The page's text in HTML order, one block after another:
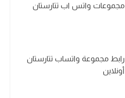
مجموعات واتس اب تتارستان
رابط مجموعة واتساب تتارستان
أونلاين